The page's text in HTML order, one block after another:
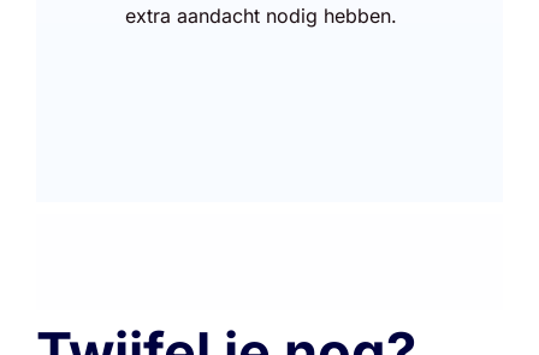
extra aandacht nodig hebben.